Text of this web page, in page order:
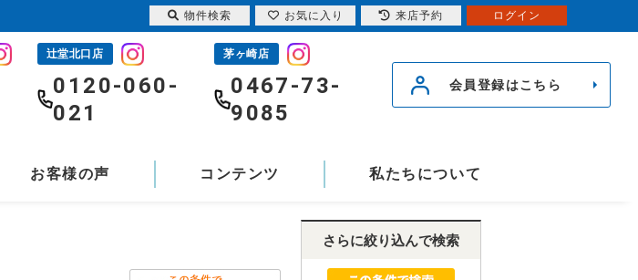
辻堂北口店
0120-060-
021
茅ヶ崎店
0467-73-
9085
会員登録はこちら
お客様の声 コンテンツ 私たちについて
さらに絞り込んで検索
物件検索 お気に入り 来店予約 ログイン